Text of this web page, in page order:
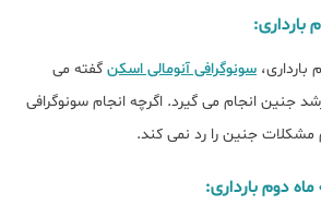
بارداری:
سونوگرافی آنومالی اسکن گفته می
جنین انجام می گیرد. اگرچه انجام سونوگرافی
مشکلات جنین را رد نمی کند.
دوم بارداری: